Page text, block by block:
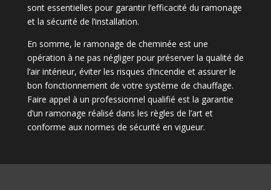
sont essentielles pour garantir l’efficacité du ramonage
et la sécurité de l’installation.
En somme, le ramonage de cheminée est une
opération à ne pas négliger pour préserver la qualité de
l’air intérieur, éviter les risques d’incendie et assurer le
bon fonctionnement de votre système de chauffage.
Faire appel à un professionnel qualifié est la garantie
d’un ramonage réalisé dans les règles de l’art et
conforme aux normes de sécurité en vigueur.